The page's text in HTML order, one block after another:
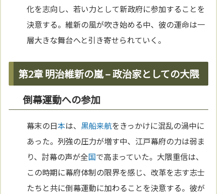
化を志向し、若い力として新政府に参加することを
決意する。維新の風が吹き始める中、彼の運命は一
層大きな舞台へと引き寄せられていく。
第2章 明治維新の嵐 – 政治家としての大隈
倒幕運動への参加
幕末の日本は、 黒船来航をきっかけに混乱の渦中に
あった。列強の圧力が増す中、江戸幕府の力は弱ま
り、討幕の声が全国で高まっていた。大隈重信は、
この時期に幕府体制の限界を感じ、改革を志す志士
たちと共に倒幕運動に加わることを決意する。彼が